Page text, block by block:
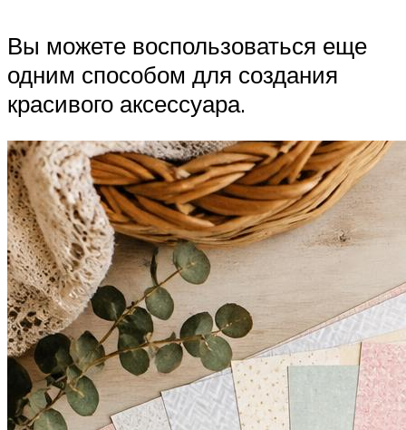
Вы можете воспользоваться еще
одним способом для создания
красивого аксессуара.